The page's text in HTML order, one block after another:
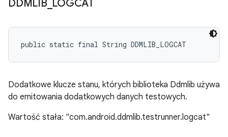
DDMLIB_ LOGCAT
public static final String DDMLIB_LOGCAT
Dodatkowe klucze stanu, których biblioteka Ddmlib używa
do emitowania dodatkowych danych testowych.
Wartość stała: "com.android.ddmlib.testrunner.logcat"